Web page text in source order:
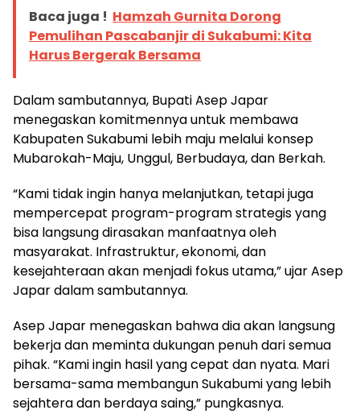
Baca juga ! Hamzah Gurnita Dorong
Pemulihan Pascabanjir di Sukabumi: Kita
Harus Bergerak Bersama
Dalam sambutannya, Bupati Asep Japar
menegaskan komitmennya untuk membawa
Kabupaten Sukabumi lebih maju melalui konsep
Mubarokah-Maju, Unggul, Berbudaya, dan Berkah.
“Kami tidak ingin hanya melanjutkan, tetapi juga
mempercepat program-program strategis yang
bisa langsung dirasakan manfaatnya oleh
masyarakat. Infrastruktur, ekonomi, dan
kesejahteraan akan menjadi fokus utama,” ujar Asep
Japar dalam sambutannya.
Asep Japar menegaskan bahwa dia akan langsung
bekerja dan meminta dukungan penuh dari semua
pihak. “Kami ingin hasil yang cepat dan nyata. Mari
bersama-sama membangun Sukabumi yang lebih
sejahtera dan berdaya saing,” pungkasnya.